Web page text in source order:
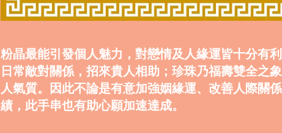
粉晶最能引發個人魅力，對戀情及人緣運皆十分有
日常敵對關係，招來貴人相助；珍珠乃福壽雙全之
人氣質。因此不論是有意加強姻緣運、改善人際關
績，此手串也有助心願加速達成。